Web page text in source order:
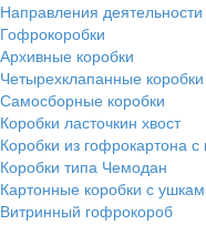
Направления деятельности
Гофрокоробки
Архивные коробки
Четырехклапанные коробки
Самосборные коробки
Коробки ласточкин хвост
Коробки из гофрокартона
Коробки типа Чемодан
Картонные коробки с
Витринный гофрокороб